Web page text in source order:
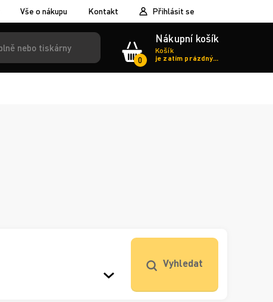
Vše o nákupu Kontakt Přihlásit se
0
Nákupní košík
Košík
je zatím prázdný...
Vyhledat